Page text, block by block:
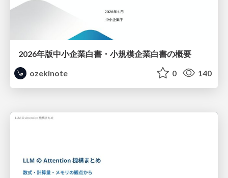
2026年版中小企業白書・小規模企業白書の概要
ozekinote
0 140